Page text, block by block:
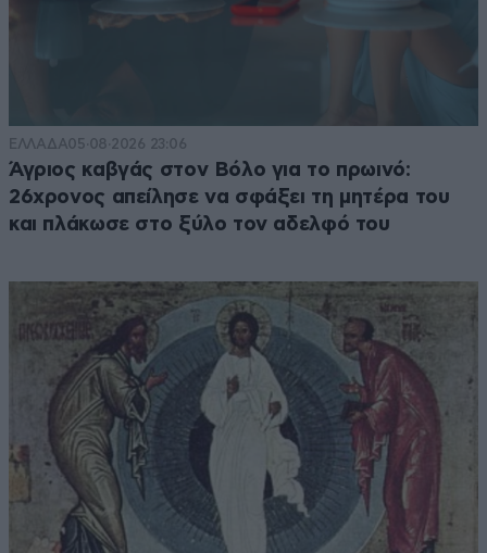
ΕΛΛΑΔΑ05·08·2026 23:06
Άγριος καβγάς στον Βόλο για το πρωινό:
26χρονος απείλησε να σφάξει τη μητέρα του
και πλάκωσε στο ξύλο τον αδελφό του